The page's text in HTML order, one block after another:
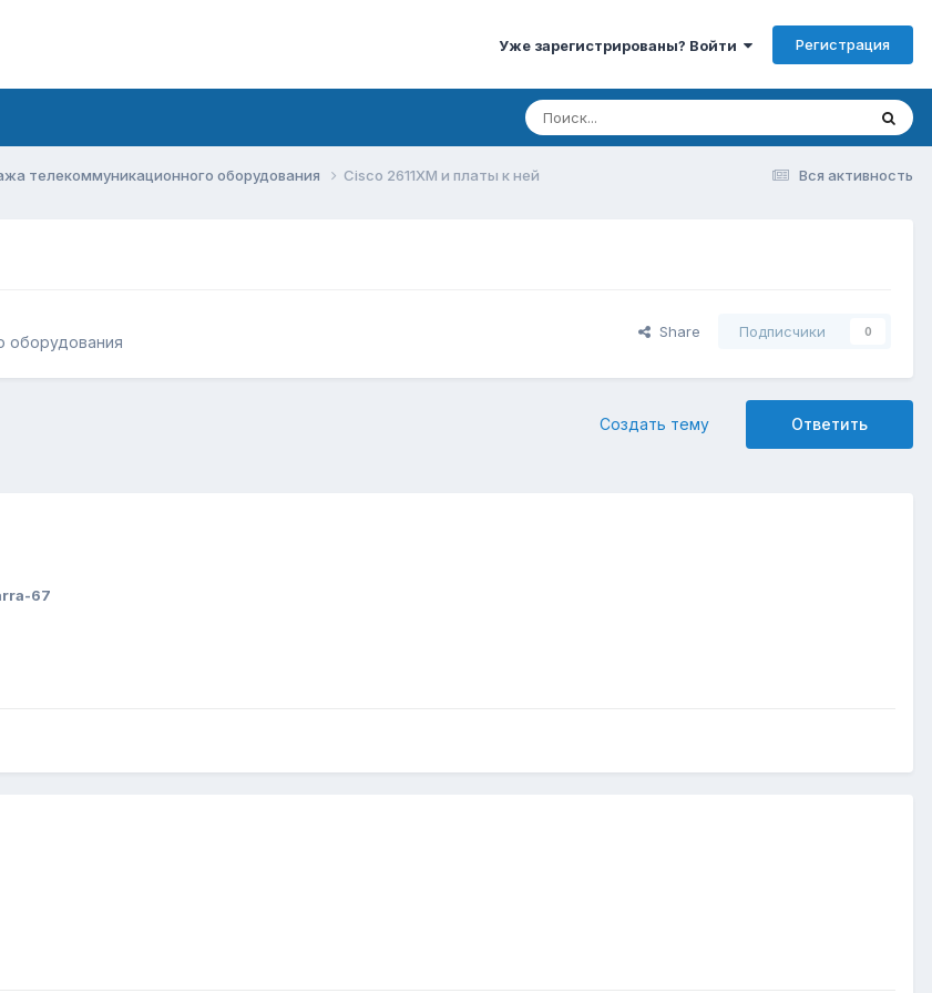
Уже зарегистрированы? Войти Регистрация
Вся активность
телекоммуникационного оборудования Cisco 2611XM и платы к ней
оборудования
Share Подписчики 0
Ответить
Создать тему
67